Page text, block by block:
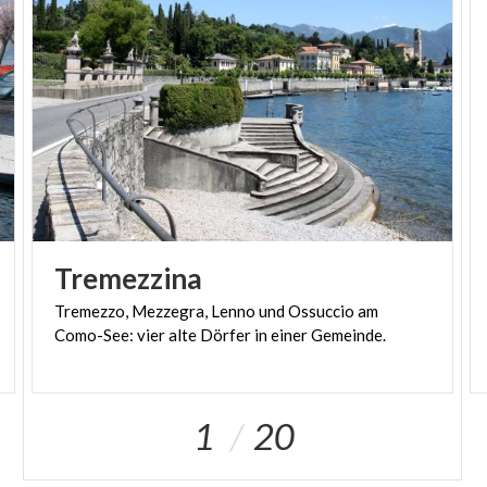
Tremezzina
Tremezzo, Mezzegra, Lenno undOssuccio am
Como-See: vieralte Dörfer ineinerGemeinde.
1 20